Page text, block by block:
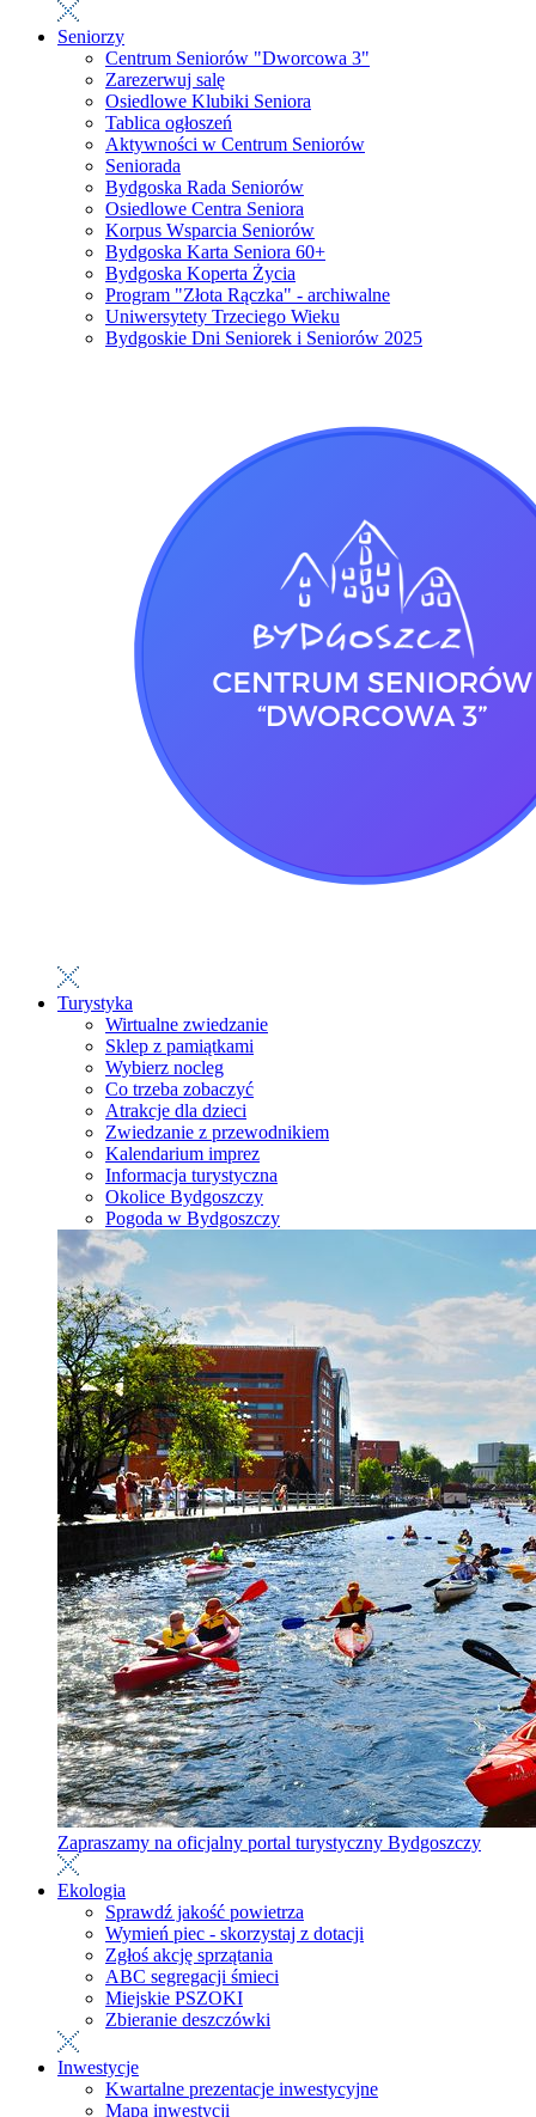
Seniorzy
Centrum Seniorów "Dworcowa 3"
Zarezerwuj salę
Osiedlowe Klubiki Seniora
Tablica ogłoszeń
Aktywności w Centrum Seniorów
Seniorada
Bydgoska Rada Seniorów
Osiedlowe Centra Seniora
Korpus Wsparcia Seniorów
Bydgoska Karta Seniora 60+
Bydgoska Koperta Życia
Program "Złota Rączka" - archiwalne
Uniwersytety Trzeciego Wieku
Bydgoskie Dni Seniorek i Seniorów 2025
Turystyka
Wirtualne zwiedzanie
Sklep z pamiątkami
Wybierz nocleg
Co trzeba zobaczyć
Atrakcje dla dzieci
Zwiedzanie z przewodnikiem
Kalendarium imprez
Informacja turystyczna
Okolice Bydgoszczy
Pogoda w Bydgoszczy
Zapraszamy na oficjalny portal turystyczny Bydgoszczy
Ekologia
Sprawdź jakość powietrza
Wymień piec - skorzystaj z dotacji
Zgłoś akcję sprzątania
ABC segregacji śmieci
Miejskie PSZOKI
Zbieranie deszczówki
Inwestycje
Kwartalne prezentacje inwestycyjne
Mapa inwestycji